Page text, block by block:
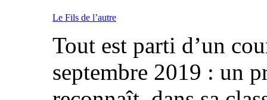
Le Fils de l’autre
Tout est parti d’un
septembre 2019 : un